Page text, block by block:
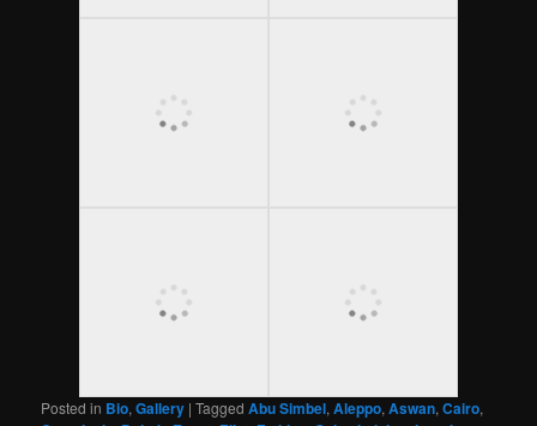
Posted in Bio,Gallery |Tagged Abu Simbel,Aleppo,Aswan,Cairo,